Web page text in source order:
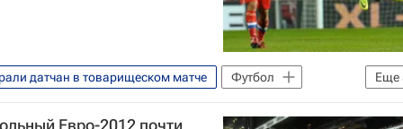
Еще
датчан в товарищеском матче
Футбол
Дания
Александр Кокорин
Евро-2012 почти